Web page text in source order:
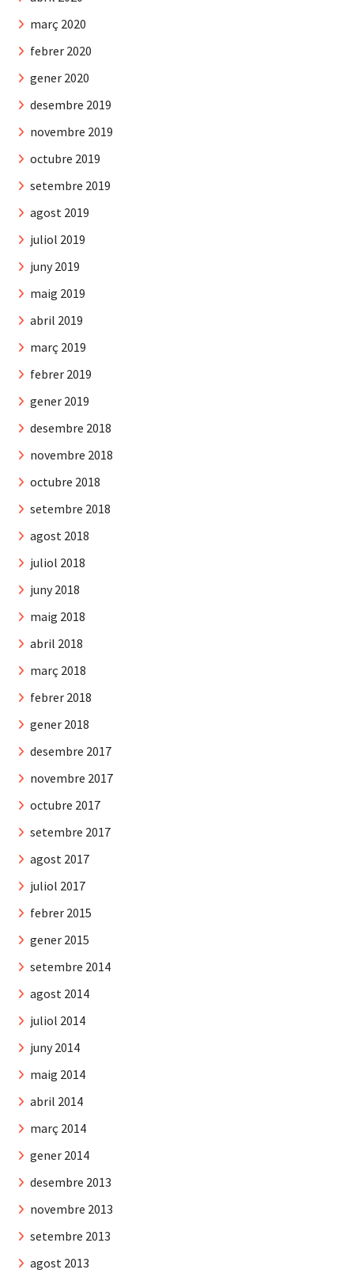
març 2020
febrer 2020
gener 2020
desembre 2019
novembre 2019
octubre 2019
setembre 2019
agost 2019
juliol 2019
juny 2019
maig 2019
abril 2019
març 2019
febrer 2019
gener 2019
desembre 2018
novembre 2018
octubre 2018
setembre 2018
agost 2018
juliol 2018
juny 2018
maig 2018
abril 2018
març 2018
febrer 2018
gener 2018
desembre 2017
novembre 2017
octubre 2017
setembre 2017
agost 2017
juliol 2017
febrer 2015
gener 2015
setembre 2014
agost 2014
juliol 2014
juny 2014
maig 2014
abril 2014
març 2014
gener 2014
desembre 2013
novembre 2013
setembre 2013
agost 2013